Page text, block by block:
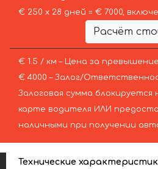
€ 250 х 28 дней = € 7000,
Расчёт
€ 1.5 / км – Цена за
€ 4000 – Залог/
Залоговая сумма
карте водителя ИЛИ
наличными при получении
Технические